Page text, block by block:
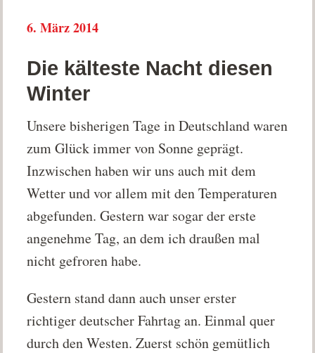
6. März 2014
Die kälteste Nacht diesen
Winter
Unsere bisherigen Tage in Deutschland waren
zum Glück immer von Sonne geprägt.
Inzwischen haben wir uns auch mit dem
Wetter und vor allem mit den Temperaturen
abgefunden. Gestern war sogar der erste
angenehme Tag, an dem ich draußen mal
nicht gefroren habe.
Gestern stand dann auch unser erster
richtiger deutscher Fahrtag an. Einmal quer
durch den Westen. Zuerst schön gemütlich